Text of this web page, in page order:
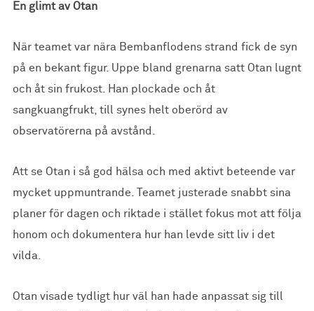
En glimt av Otan
När teamet var nära Bembanflodens strand fick de syn
på en bekant figur. Uppe bland grenarna satt Otan lugnt
och åt sin frukost. Han plockade och åt
sangkuangfrukt, till synes helt oberörd av
observatörerna på avstånd.
Att se Otan i så god hälsa och med aktivt beteende var
mycket uppmuntrande. Teamet justerade snabbt sina
planer för dagen och riktade i stället fokus mot att följa
honom och dokumentera hur han levde sitt liv i det
vilda.
Otan visade tydligt hur väl han hade anpassat sig till